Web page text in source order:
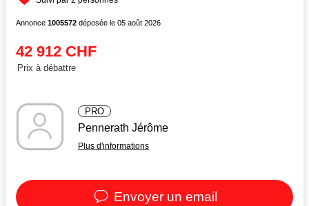
Annonce 1005572 déposée le 05 août 2026
42 912 CHF
Prix à débattre
PRO
Pennerath Jérôme
Plus d'informations
Envoyer un email